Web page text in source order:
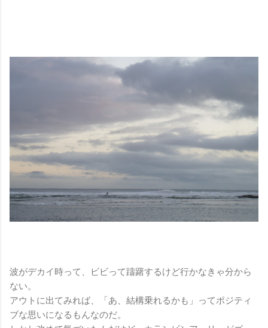
波がデカイ時って、ビビって躊躇するけど行かなきゃ分から
ない。
アウトに出てみれば、「あ、結構乗れるかも」ってポジティ
ブな思いになるもんなのだ。